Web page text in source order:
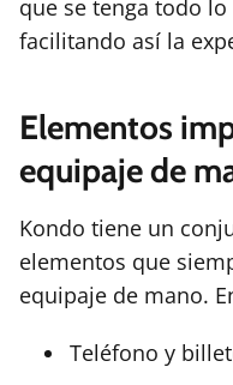
que se tenga todo
facilitando así la
Elementos
equipaje de
Kondo tiene un
elementos que
equipaje de mano.
Teléfono y